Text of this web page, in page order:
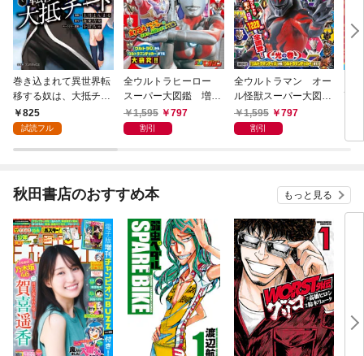
巻き込まれて異世界転
移する奴は、大抵チー
ト (1)
825
試読フル
全ウルトラヒーロー
スーパー大図鑑 増補
改訂1,595 797
割引
全ウルトラマン オー
ル怪獣スーパー大図
鑑 光の巻 増補改訂
1,595 797
割引
画
秋田書店のおすすめ本 もっと見る